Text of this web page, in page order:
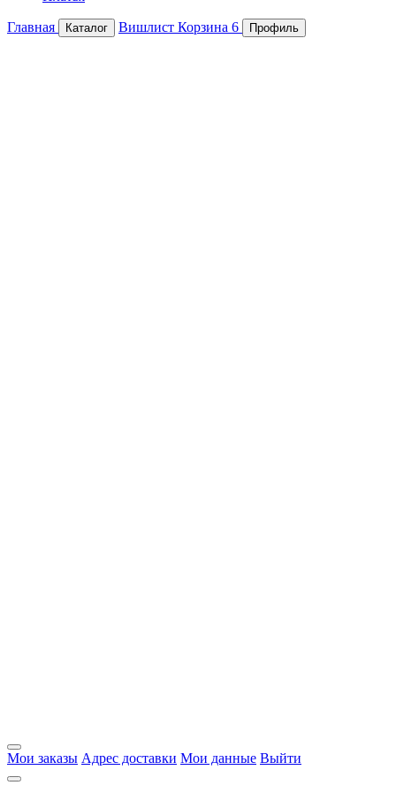
Главная Каталог Вишлист Корзина 6 Профиль
Мои заказы Адрес доставки Мои данные Выйти